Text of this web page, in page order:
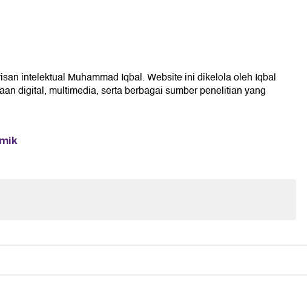
intelektual Muhammad Iqbal. Website ini dikelola oleh Iqbal
digital, multimedia, serta berbagai sumber penelitian yang